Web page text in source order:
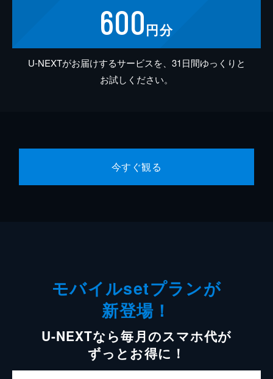
600円分
U-NEXTがお届けするサービスを、31日間ゆっくりと
お試しください。
今すぐ観る
モバイルsetプランが
新登場！
U-NEXTなら毎月のスマホ代が
ずっとお得に！